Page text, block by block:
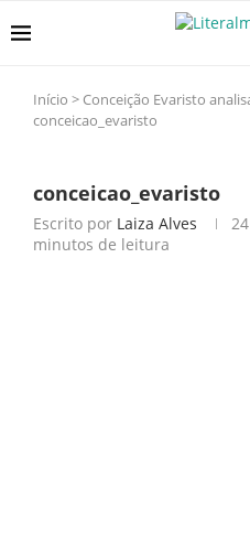
Início > Conceição Evaristo
conceicao_evaristo
conceicao_evaristo
Escrito por Laiza Alves
minutos de leitura